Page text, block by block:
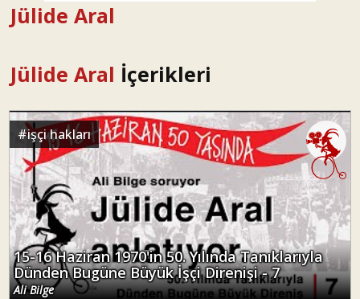
Jülide Aral
Jülide Aral İçerikleri
#işçi hakları
15-16 Haziran 1970'in 50. Yılında Tanıklarıyla
Dünden Bugüne Büyük İşçi Direnişi - 7
Ali Bilge